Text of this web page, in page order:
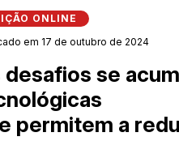
ONLINE
em 17 de outubro de 2024
desafios se
permitem a